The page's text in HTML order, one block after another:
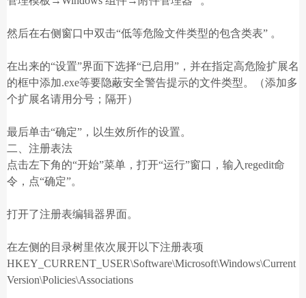
然后在右侧窗口中双击“低等危险文件类型的包含类表” 。
在出来的“设置”界面下选择“已启用”，并在指定高危险扩展名
的框中添加.exe等要隐蔽安全警告提示的文件类型。（添加多
个扩展名请用分号；隔开）
最后单击“确定”，以生效所作的设置。
二、注册表法
点击左下角的“开始”菜单，打开“运行”窗口，输入regedit命
令，点“确定”。
打开了注册表编辑器界面。
在左侧的目录树里依次展开以下注册表项
HKEY_CURRENT_USER\Software\Microsoft\Windows\Current
Version\Policies\Associations